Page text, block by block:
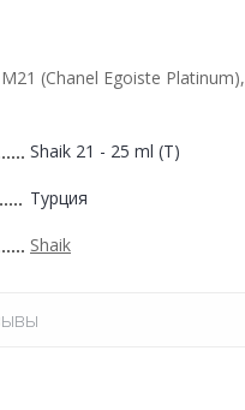
(Chanel Egoiste
Shaik 21 - 25 ml (T)
Турция
Shaik